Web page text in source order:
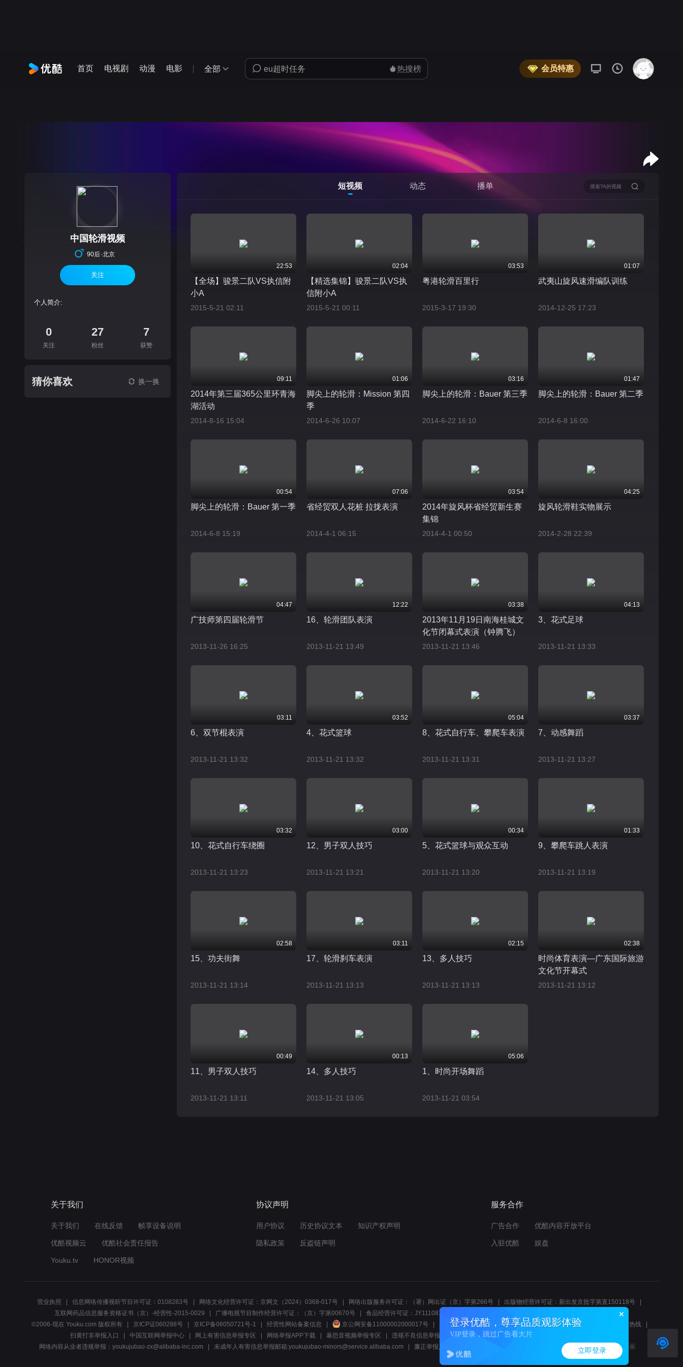
首页 电视剧 动漫 电影 全部 热搜榜
登录优酷，尊享品质观影体验
VIP登录，跳过广告看大片
立即登录
会员特惠
中国轮滑视频
90后·北京
关注
个人简介:
0
关注
27
粉丝
7
获赞
猜你喜欢 换一换
短视频 动态 播单
22:53
【全场】骏景二队VS执信附
小A
2015-5-21 02:11
02:04
【精选集锦】骏景二队VS执
信附小A
2015-5-21 00:11
03:53
粤港轮滑百里行
2015-3-17 19:30
01:07
武夷山旋风速滑编队训练
2014-12-25 17:23
09:11
2014年第三届365公里环青海
湖活动
2014-8-16 15:04
01:06
脚尖上的轮滑：Mission 第四
季
2014-6-26 10:07
03:16
脚尖上的轮滑：Bauer 第三季
2014-6-22 16:10
01:47
脚尖上的轮滑：Bauer 第二季
2014-6-8 16:00
00:54
脚尖上的轮滑：Bauer 第一季
2014-6-8 15:19
07:06
省经贸双人花桩 拉拢表演
2014-4-1 06:15
03:54
2014年旋风杯省经贸新生赛
集锦
2014-4-1 00:50
04:25
旋风轮滑鞋实物展示
2014-2-28 22:39
04:47
广技师第四届轮滑节
2013-11-26 16:25
12:22
16、轮滑团队表演
2013-11-21 13:49
03:38
2013年11月19日南海桂城文
化节闭幕式表演（钟腾飞）
2013-11-21 13:46
04:13
3、花式足球
2013-11-21 13:33
03:11
6、双节棍表演
2013-11-21 13:32
03:52
4、花式篮球
2013-11-21 13:32
05:04
8、花式自行车、攀爬车表演
2013-11-21 13:31
03:37
7、动感舞蹈
2013-11-21 13:27
03:32
10、花式自行车绕圈
2013-11-21 13:23
03:00
12、男子双人技巧
2013-11-21 13:21
00:34
5、花式篮球与观众互动
2013-11-21 13:20
01:33
9、攀爬车跳人表演
2013-11-21 13:19
02:58
15、功夫街舞
2013-11-21 13:14
03:11
17、轮滑刹车表演
2013-11-21 13:13
02:15
13、多人技巧
2013-11-21 13:13
02:38
时尚体育表演—广东国际旅游
文化节开幕式
2013-11-21 13:12
00:49
11、男子双人技巧
2013-11-21 13:11
00:13
14、多人技巧
2013-11-21 13:05
05:06
1、时尚开场舞蹈
2013-11-21 03:54
关于我们
关于我们 在线反馈 帧享设备说明
优酷视频云 优酷社会责任报告
Youku.tv HONOR视频
协议声明
用户协议 历史协议文本 知识产权声明
隐私政策 反盗链声明
服务合作
广告合作 优酷内容开放平台
入驻优酷 娱盘
营业执照 信息网络传播视听节目许可证：0108283号 网络文化经营许可证：京网文（2024）0368-017号 网络出版服务许可证：（署）网出证（京）字第266号
出版物经营许可证：新出发京批字第直150118号
互联网药品信息服务资格证书（京）-经营性-2015-0029
广播电视节目制作经营许可证：（京）字第00670号 食品经营许可证：JY11108122976214
©2006-现在 Youku.com 版权所有
京ICP证060288号 京ICP备06050721号-1 经营性网站备案信息 京公网安备11000002000017号 网络110报警服务 北京互联网举报中心
北京12345文化市场举报热线
扫黄打非举报入口
中国互联网举报中心 网上有害信息举报专区 网络举报APP下载 暴恐音视频举报专区
违规不良信息举报:电话4008100580、邮箱youkujubao@service.alibaba.com
网络内容从业者违规举报：youkujubao-zx@alibaba-inc.com
未成年人有害信息举报邮箱:youkujubao-minors@service.alibaba.com 廉正举报入口 廉正举报邮箱：wenyulianzheng@alibaba-inc.com 算法公示